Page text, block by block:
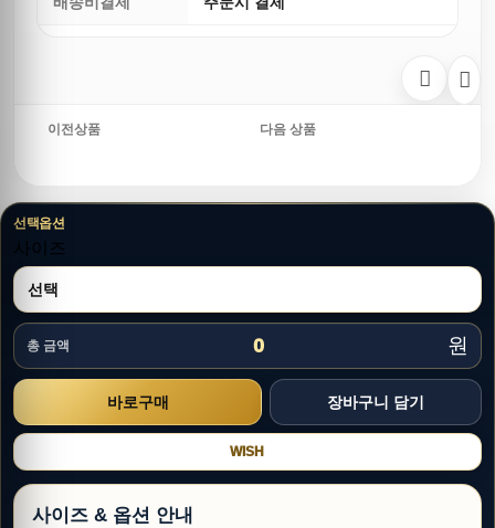
이전상품 다음 상품
선택옵션
사이즈
총 금액 0 원
WISH
사이즈 & 옵션 안내